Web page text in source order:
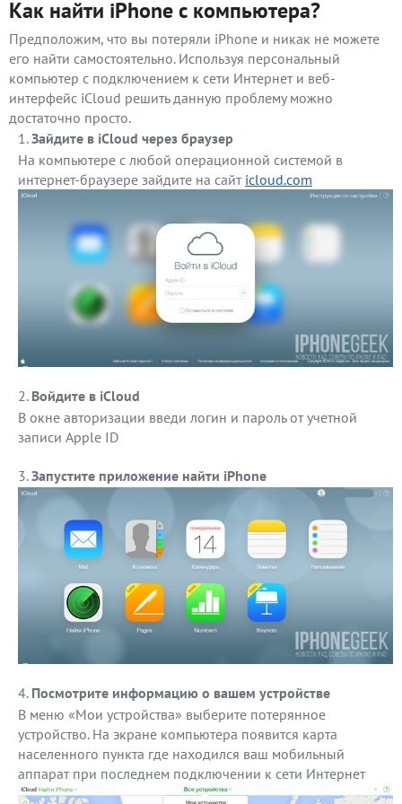
Как найти iPhone с компьютера?
Предположим, что вы потеряли iPhone и никак не можете
его найти самостоятельно. Используя персональный
компьютер с подключением к сети Интернет и веб-
интерфейс iCloud решить данную проблему можно
достаточно просто.
Зайдите в iCloud через браузер
На компьютере с любой операционной системой в
интернет-браузере зайдите на сайт icloud.com
Войдите в iCloud
В окне авторизации введи логин и пароль от учетной
записи Apple ID
Запустите приложение найти iPhone
Посмотрите информацию о вашем устройстве
В меню «Мои устройства» выберите потерянное
устройство. На экране компьютера появится карта
населенного пункта где находился ваш мобильный
аппарат при последнем подключении к сети Интернет